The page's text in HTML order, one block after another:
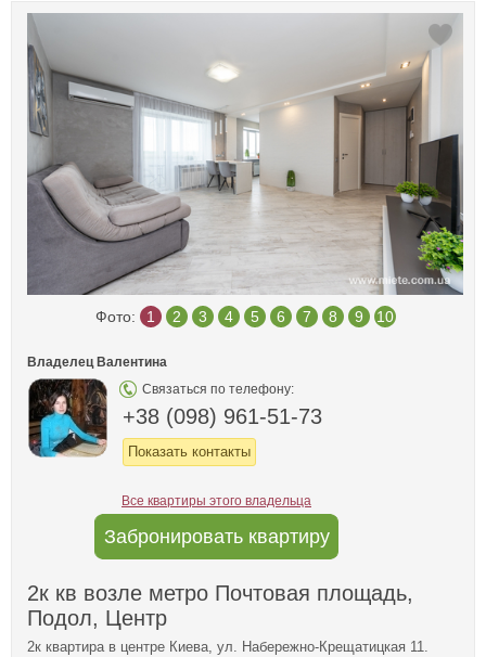
Фото: 1 2 3 4 5 6 7 8 9 10
Владелец Валентина
Связаться по телефону:
+38 (098) 961-51-73
Показать контакты
Все квартиры этого владельца
Забронировать квартиру
2к кв возле метро Почтовая площадь,
Подол, Центр
2к квартира в центре Киева, ул. Набережно-Крещатицкая 11.